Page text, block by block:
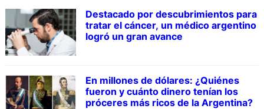
Destacado por descubrimientos para
tratar el cáncer, un médico argentino
logró un gran avance
En millones de dólares: ¿Quiénes
fueron y cuánto dinero tenían los
próceres más ricos de la Argentina?